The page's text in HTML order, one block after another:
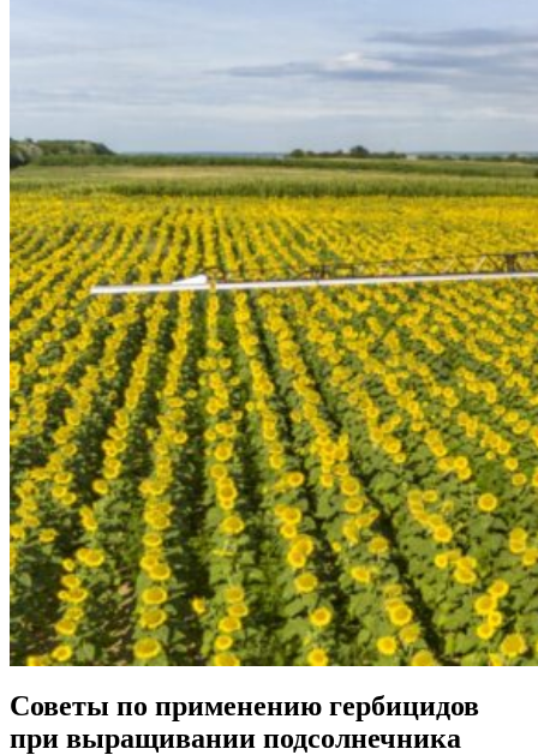
Советы по применению гербицидов
при выращивании подсолнечника